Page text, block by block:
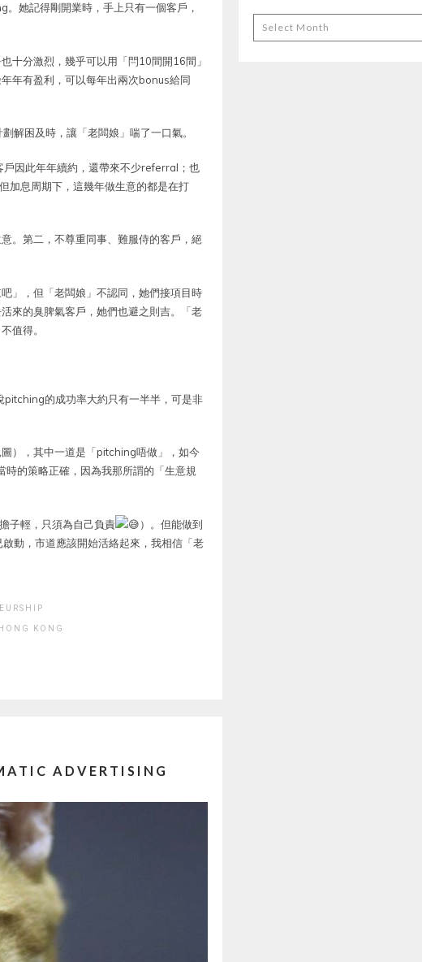
她記得剛開業時，手上只有一個客戶，
十分激烈，幾乎可以用「閂10間開16間」
年有盈利，可以每年出兩次bonus給同
解困及時，讓「老闆娘」喘了一口氣。
因此年年續約，還帶來不少referral；也
加息周期下，這幾年做生意的都是在打
。第二，不尊重同事、難服侍的客戶，絕
」，但「老闆娘」不認同，她們接項目時
來的臭脾氣客戶，她們也避之則吉。「老
值得。
的成功率大約只有一半半，可是非
），其中一道是「pitching唔做」，如今
的策略正確，因為我那所謂的「生意規
子輕，只須為自己負責
）。但能做到
動，市道應該開始活絡起來，我相信「老
HONG KONG
ADVERTISING
Archives